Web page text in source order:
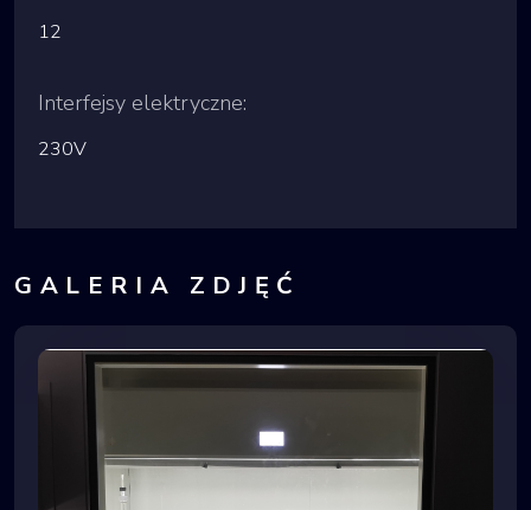
12
Interfejsy elektryczne:
230V
GALERIA ZDJĘĆ